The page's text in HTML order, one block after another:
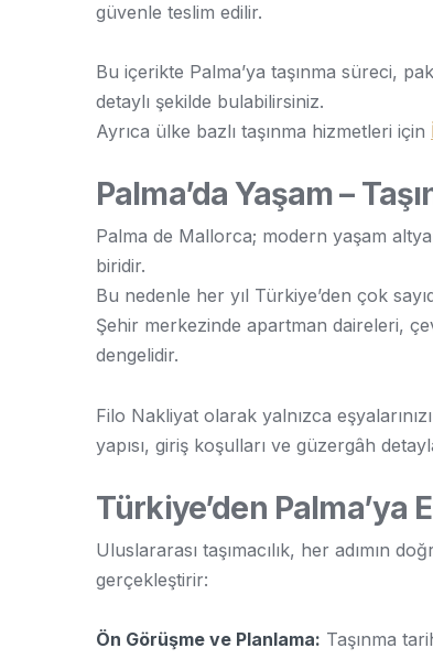
güvenle teslim edilir.
Bu içerikte Palma’ya taşınma süreci,
detaylı şekilde bulabilirsiniz.
Ayrıca ülke bazlı taşınma hizmetleri için
Palma’da Yaşam –
Palma de Mallorca; modern yaşam
biridir.
Bu nedenle her yıl Türkiye’den çok
Şehir merkezinde apartman daireleri,
dengelidir.
Filo Nakliyat olarak yalnızca
yapısı, giriş koşulları ve güzergâh
Türkiye’den Palma’ya
Uluslararası taşımacılık, her adımın
gerçekleştirir:
Ön Görüşme ve Planlama: Taşınma